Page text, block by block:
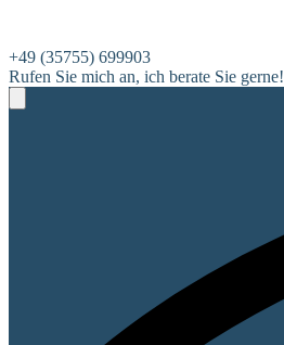
+49 (35755) 699903
Rufen Sie mich an, ich berate Sie gerne!